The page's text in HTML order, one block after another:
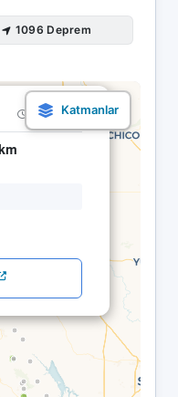
1096 Deprem
30.04 08:25
×